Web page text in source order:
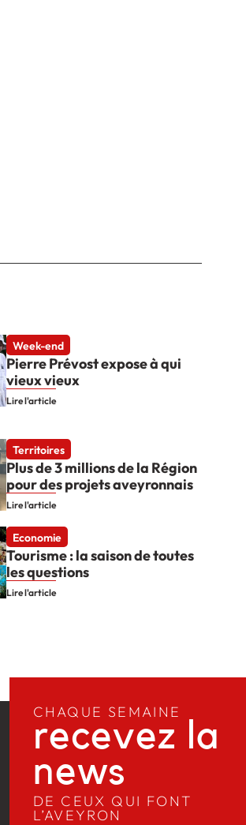
Week-end
Pierre Prévost expose à qui
vieux vieux
Lire l'article
Territoires
Plus de 3 millions de la Région
pour des projets aveyronnais
Lire l'article
Economie
Tourisme : la saison de toutes
les questions
Lire l'article
CHAQUE SEMAINE
recevez la
news​
DE CEUX QUI FONT
L’AVEYRON